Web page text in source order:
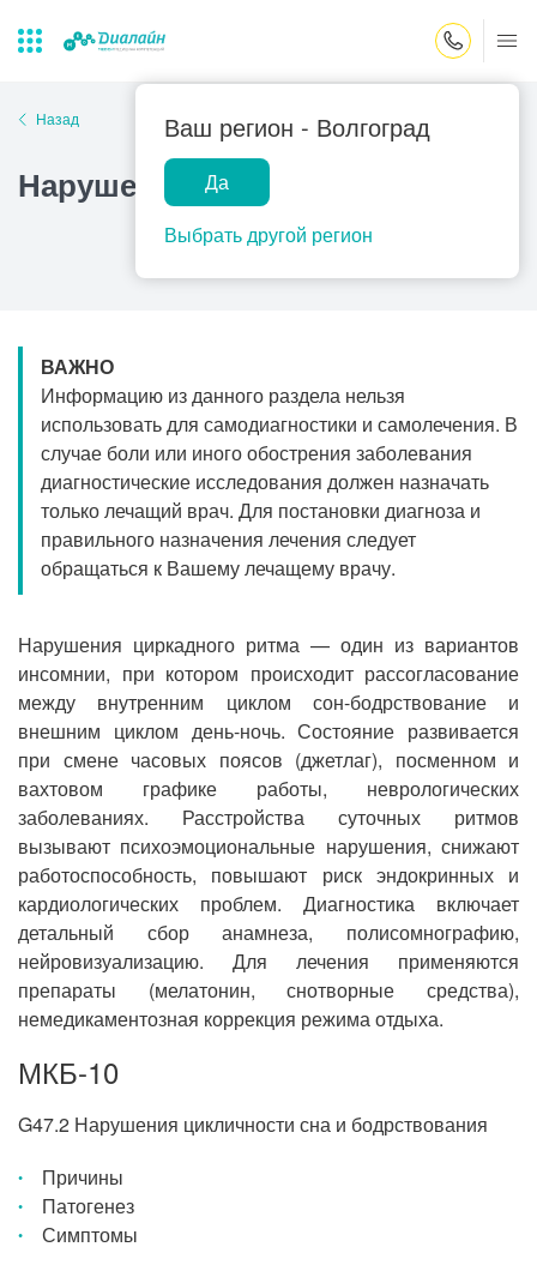
Ваш регион - Волгоград
Да
Выбрать другой регион
Лаборатории
Центр помощи
на дому
Закрыть поиск
Популярные запросы
Прием гинеколога
Прием гастроэнтеролога
Прием офтальмолога
Прием уролога
Прием хирурга
Прием кардиолога
Назад
Нарушения циркадного ритма
ВАЖНО
Информацию из данного раздела нельзя
использовать для самодиагностики и самолечения. В
случае боли или иного обострения заболевания
диагностические исследования должен назначать
только лечащий врач. Для постановки диагноза и
правильного назначения лечения следует
обращаться к Вашему лечащему врачу.
Нарушения циркадного ритма — один из вариантов
инсомнии, при котором происходит рассогласование
между внутренним циклом сон-бодрствование и
внешним циклом день-ночь. Состояние развивается
при смене часовых поясов (джетлаг), посменном и
вахтовом графике работы, неврологических
заболеваниях. Расстройства суточных ритмов
вызывают психоэмоциональные нарушения, снижают
работоспособность, повышают риск эндокринных и
кардиологических проблем. Диагностика включает
детальный сбор анамнеза, полисомнографию,
нейровизуализацию. Для лечения применяются
препараты (мелатонин, снотворные средства),
немедикаментозная коррекция режима отдыха.
МКБ-10
G47.2 Нарушения цикличности сна и бодрствования
Причины
Патогенез
Симптомы